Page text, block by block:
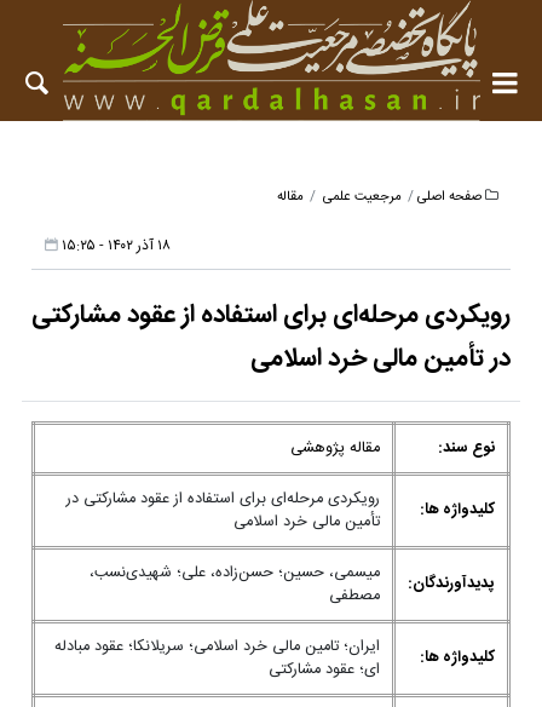
صفحه اصلی مرجعیت علمی مقاله
۱۸ آذر ۱۴۰۲ - ۱۵:۲۵
رویکردی مرحله‌ای برای استفاده از عقود مشارکتی
در تأمین مالی خرد اسلامی
نوع سند: مقاله پژوهشی
کلیدواژه ها:
رویکردی مرحله‌ای برای استفاده از عقود مشارکتی در
تأمین مالی خرد اسلامی
پدیدآورندگان:
میسمی، حسین؛ حسن‌زاده، علی؛ شهیدی‌نسب،
مصطفی
کلیدواژه ها:
ایران؛ تامین مالی خرد اسلامی؛ سریلانکا؛ عقود مبادله
ای؛ عقود مشارکتی